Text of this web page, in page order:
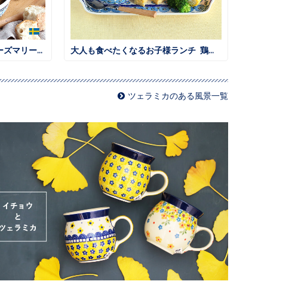
ハッセルバックポテト ローズマリー風味 大人も食べたくなるお子様ランチ 鶏そぼろごはん
ツェラミカのある風景一覧